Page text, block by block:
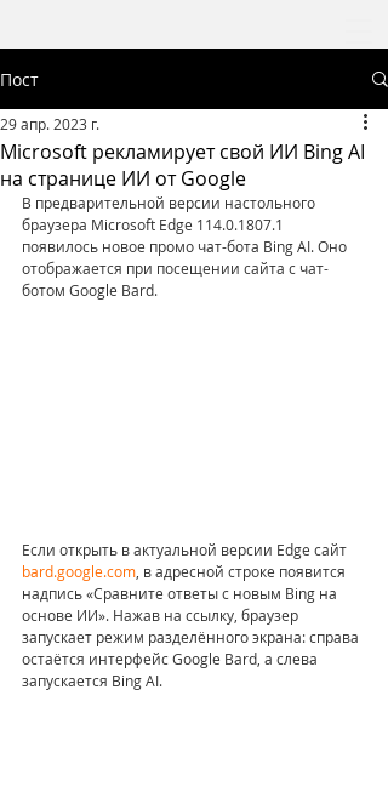
Пост
Microsoft рекламирует свой ИИ Bing AI
на странице ИИ от Google
29 апр. 2023 г.
В предварительной версии настольного
браузера Microsoft Edge 114.0.1807.1
появилось новое промо чат-бота Bing AI. Оно
отображается при посещении сайта с чат-
ботом Google Bard.
Если открыть в актуальной версии Edge сайт
bard.google.com , в адресной строке появится
надпись «Сравните ответы с новым Bing на
основе ИИ». Нажав на ссылку, браузер
запускает режим разделённого экрана: справа
остаётся интерфейс Google Bard, а слева
запускается Bing AI.